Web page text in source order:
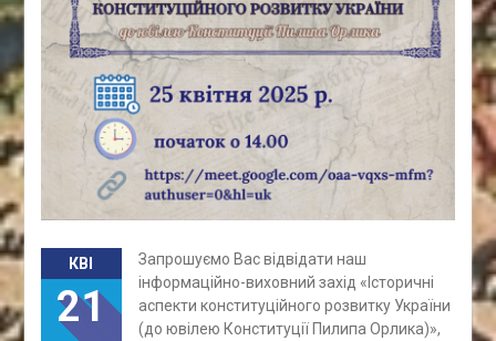
КВІ
21
Запрошуємо Вас відвідати наш
інформаційно-виховний захід «Історичні
аспекти конституційного розвитку України
(до ювілею Конституції Пилипа Орлика)»,